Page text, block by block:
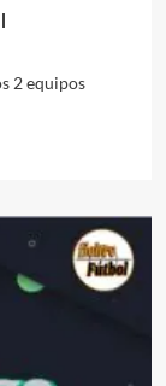
2 equipos